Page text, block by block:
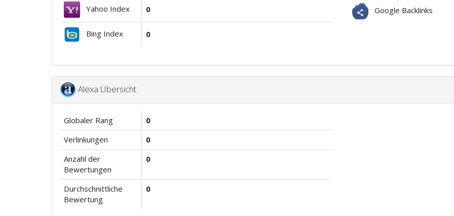
Yahoo Index 0
Bing Index 0
Google Backlinks
Alexa Übersicht
Globaler Rang
0
Verlinkungen
0
Anzahl der
Bewertungen
0
Durchschnittliche
Bewertung
0